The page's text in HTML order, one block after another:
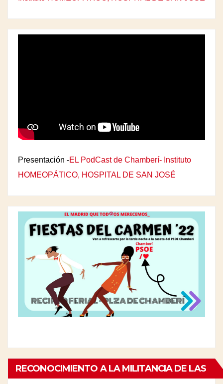
Presentación -EL PodCast de Chamberí- Instituto
HOMEOPÁTICO, HOSPITAL DE SAN JOSÉ
RECONOCIMIENTO A LA MILITANCIA DE LAS